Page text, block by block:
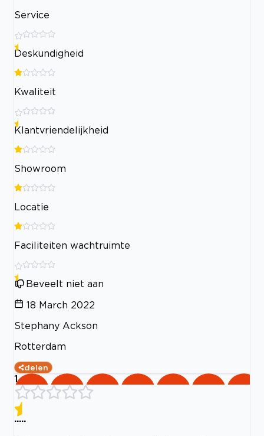
Service
Deskundigheid
Kwaliteit
Klantvriendelijkheid
Showroom
Locatie
Faciliteiten wachtruimte
Beveelt niet aan
18 March 2022
Stephany Ackson
Rotterdam
delen
1
.....